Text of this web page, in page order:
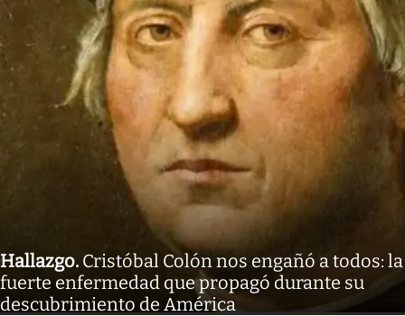
Hallazgo. Cristóbal Colón nos engañó a todos: la
fuerte enfermedad que propagó durante su
descubrimiento de América